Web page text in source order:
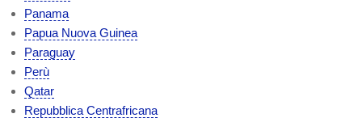
Panama
Papua Nuova Guinea
Paraguay
Perù
Qatar
Repubblica Centrafricana